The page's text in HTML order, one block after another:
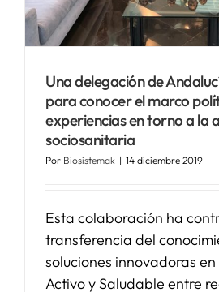
Una delegación de
para conocer el marco
experiencias en torno a la
sociosanitaria
Por Biosistemak | 14 diciembre 2019
Esta colaboración ha
transferencia del
soluciones innovadoras
Activo y Saludable entre